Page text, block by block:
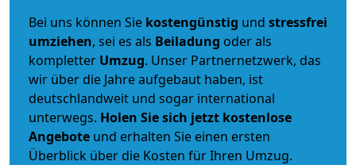
Bei uns können Sie kostengünstig und stressfrei
umziehen, sei es als Beiladung oder als
kompletter Umzug. Unser Partnernetzwerk, das
wir über die Jahre aufgebaut haben, ist
deutschlandweit und sogar international
unterwegs. Holen Sie sich jetzt kostenlose
Angebote und erhalten Sie einen ersten
Überblick über die Kosten für Ihren Umzug.